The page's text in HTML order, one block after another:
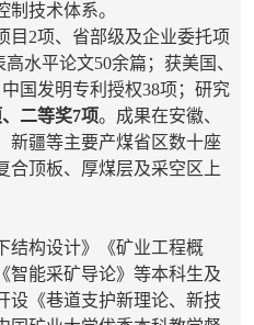
技术体系。
目2项、省部级及企业委托项
水平论文50余篇；获美国、
国发明专利授权38项；研究
二等奖7项。成果在安徽、
新疆等主要产煤省区数十座
合顶板、厚煤层及采空区上
结构设计》《矿业工程概
《智能采矿导论》 等本科生及
设《巷道支护新理论、新技